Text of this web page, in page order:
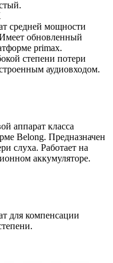
средней мощности
Имеет обновленный
primax.
степени потери
аудиовходом.
аппарат класса
Belong. Предназначен
слуха. Работает на
аккумуляторе.
для компенсации